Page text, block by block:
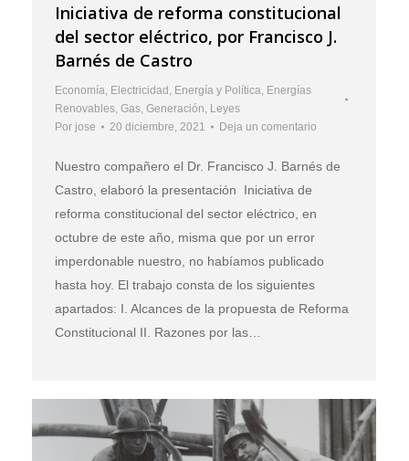
Iniciativa de reforma constitucional
del sector eléctrico, por Francisco J.
Barnés de Castro
Economía Electricidad Energía y Política Energías
Renovables Gas Generación Leyes
Por jose 20 diciembre, 2021 Deja un comentario
Nuestro compañero el Dr. Francisco J. Barnés de
Castro, elaboró la presentación Iniciativa de
reforma constitucional del sector eléctrico, en
octubre de este año, misma que por un error
imperdonable nuestro, no habíamos publicado
hasta hoy. El trabajo consta de los siguientes
apartados: I. Alcances de la propuesta de Reforma
Constitucional II. Razones por las…